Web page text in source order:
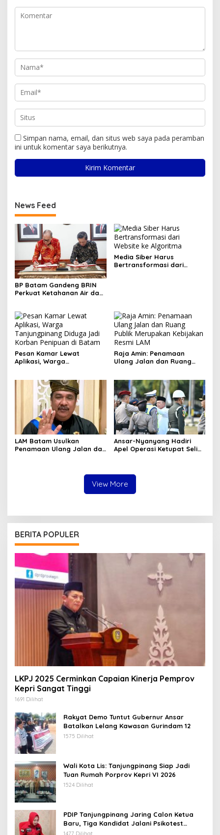
Simpan nama, email, dan situs web saya pada peramban
ini untuk komentar saya berikutnya.
News Feed
BP Batam Gandeng BRIN
Perkuat Ketahanan Air dan
Media Siber Harus
Bertransformasi dari
Pesan Kamar Lewat
Aplikasi, Warga
Raja Amin: Penamaan
Ulang Jalan dan Ruang
LAM Batam Usulkan
Penamaan Ulang Jalan dan
Ansar-Nyanyang Hadiri
Apel Operasi Ketupat Seligi
View More
BERITA POPULER
LKPJ 2025 Cerminkan Capaian Kinerja Pemprov
Kepri Sangat Tinggi
1691 Dilihat
Rakyat Demo Tuntut Gubernur Ansar
Batalkan Lelang Kawasan Gurindam 12
1575 Dilihat
Wali Kota Lis: Tanjungpinang Siap Jadi
Tuan Rumah Porprov Kepri VI 2026
1524 Dilihat
PDIP Tanjungpinang Jaring Calon Ketua
Baru, Tiga Kandidat Jalani Psikotest
Daring
1477 Dilihat